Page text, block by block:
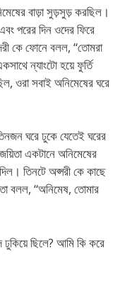
বাড়া সুড়সুড় করছিল।
পরের দিন ওদের ফিরে
কে ফোনে বলল, “তোমরা
ন্যাংটো হয়ে ফুর্তি
ওরা সবাই অনিমেষের ঘরে
ঘরে ঢুকে যেতেই ঘরের
একটানে অনিমেষের
তিনটে অপ্সরী কে কাছে
বলল, “অনিমেষ, তোমার
ছিলে? আমি কি করে